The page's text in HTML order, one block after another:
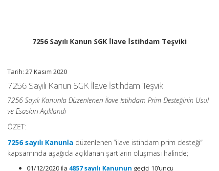
7256 Sayılı Kanun SGK İlave İstihdam Teşviki
Tarih: 27 Kasım 2020
7256 Sayılı Kanun SGK İlave İstihdam Teşviki
7256 Sayılı Kanunla Düzenlenen İlave İstihdam Prim Desteğinin Usul
ve Esasları Açıklandı
ÖZET:
7256 sayılı Kanunla düzenlenen “ilave istihdam prim desteği”
kapsamında aşağıda açıklanan şartların oluşması halinde;
01/12/2020 ila 4857 sayılı Kanunun geçici 10’uncu